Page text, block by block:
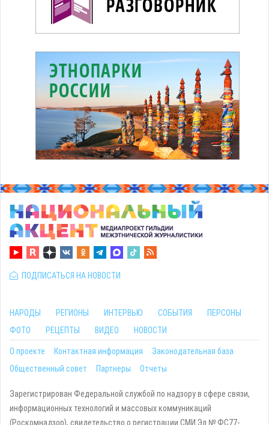
ПОДПИСАТЬСЯ НА НОВОСТИ
НАРОДЫ РЕГИОНЫ ИНТЕРВЬЮ СОБЫТИЯ
ПЕРСОНЫ
ФОТО
РЕЦЕПТЫ ВИДЕО НОВОСТИ
О проекте Контактная информация
Законодательная база
Общественный совет
Партнеры Отчеты
Зарегистрирован Федеральной службой по надзору в сфере связи,
информационных технологий и массовых коммуникаций
(Роскомнадзор), свидетельство о регистрации СМИ Эл № ФС77-